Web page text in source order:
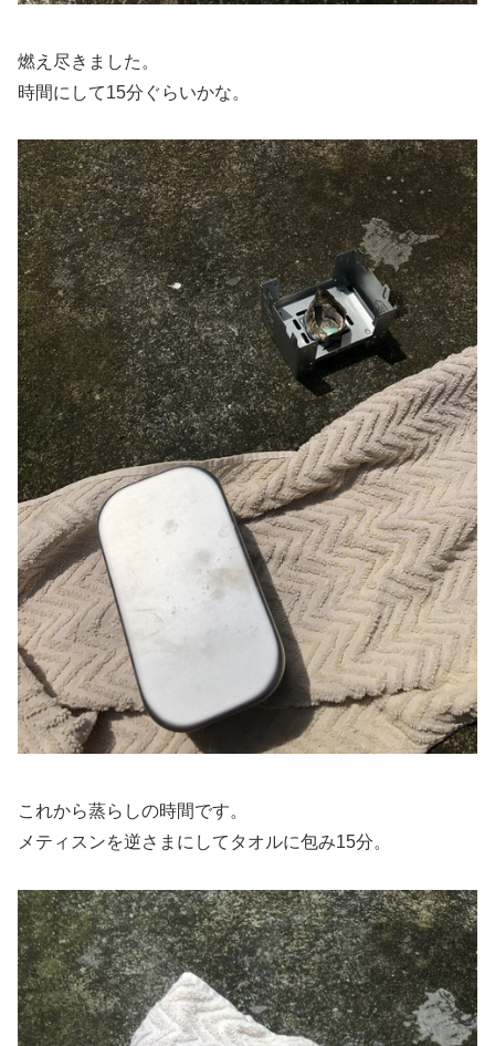
燃え尽きました。
時間にして15分ぐらいかな。
これから蒸らしの時間です。
メティスンを逆さまにしてタオルに包み15分。